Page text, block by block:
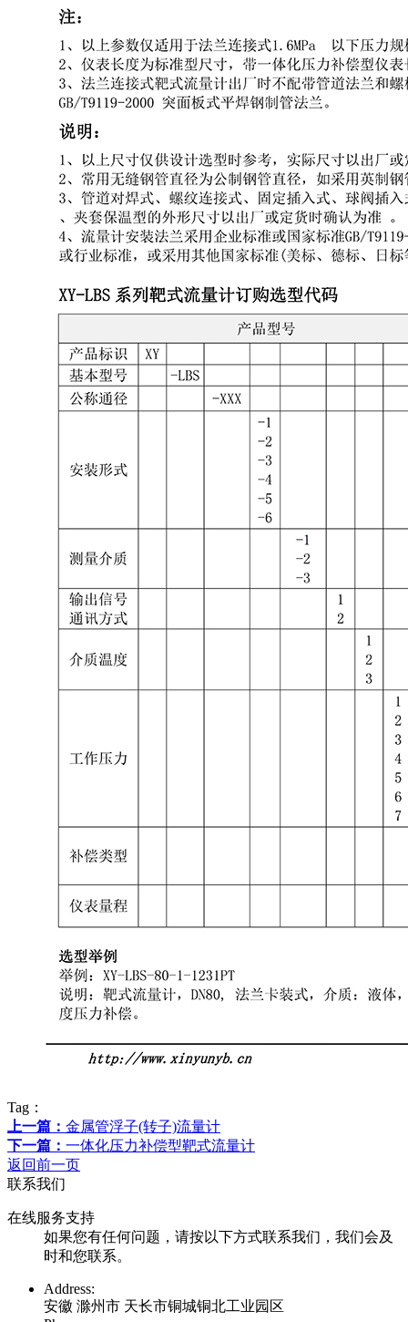
Tag：
上一篇： 金属管浮子(转子)流量计
下一篇： 一体化压力补偿型靶式流量计
返回前一页
联系我们
在线服务支持
如果您有任何问题，请按以下方式联系我们，我们会及
时和您联系。
Address:
安徽 滁州市 天长市铜城铜北工业园区